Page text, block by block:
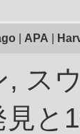
APA
, ス
見と